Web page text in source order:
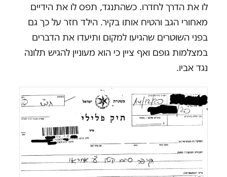
לו את הדרך לחדרו. כשהתנגד, תפס לו את הידיים
מאחורי הגב והטיח אותו בקיר. הילד חזר על כך גם
בפני השוטרים שהגיעו למקום ותיעדו את הדברים
במצלמות גופם ואף ציין כי הוא מעוניין להגיש תלונה
נגד אביו.